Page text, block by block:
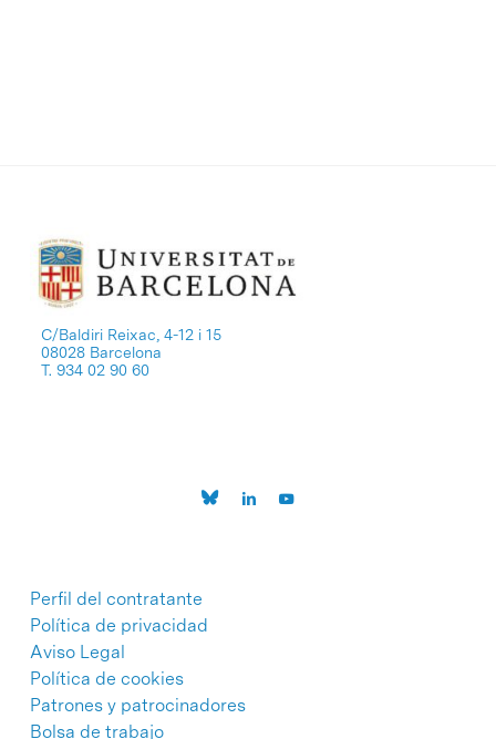
C/Baldiri Reixac, 4-12 i 15
08028 Barcelona
T. 934 02 90 60
Perfil del contratante
Política de privacidad
Aviso Legal
Política de cookies
Patrones y patrocinadores
Bolsa de trabajo